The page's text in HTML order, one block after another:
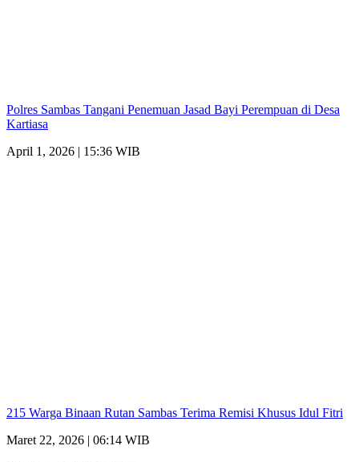
Polres Sambas Tangani Penemuan Jasad Bayi Perempuan di Desa
Kartiasa
April 1, 2026 | 15:36 WIB
215 Warga Binaan Rutan Sambas Terima Remisi Khusus Idul Fitri
Maret 22, 2026 | 06:14 WIB